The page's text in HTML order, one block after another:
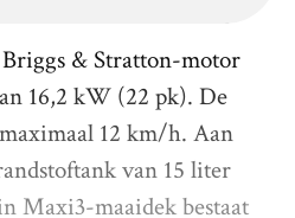
& Stratton-motor
16,2 kW (22 pk). De
12 km/h. Aan
van 15 liter
Maxi3-maaidek bestaat